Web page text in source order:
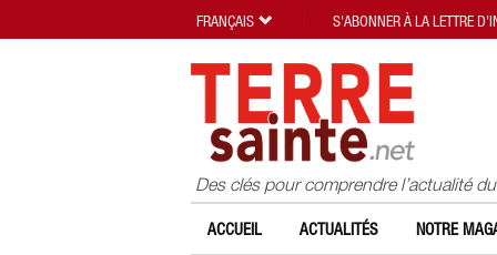
Des clés pour comprendre l’actualité
ACCUEIL ACTUALITÉS NOTRE
FRANÇAIS S'ABONNER À LA LETTRE